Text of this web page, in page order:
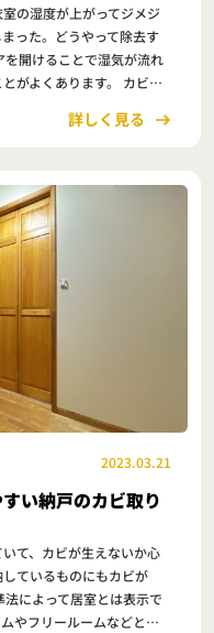
の湿度が上がってジメジ
った。どうやって除去す
くあります。 カビは
詳しく見る
2023.03.21
い納戸のカビ取り
て、カビが生えないか心
ているものにもカビが
やフリールームなどと呼